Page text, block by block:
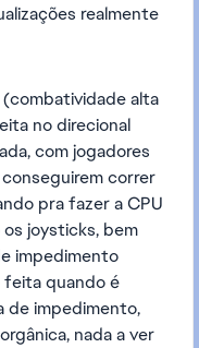
realmente
(combatividade alta
no direcional
com jogadores
correr
pra fazer a CPU
joysticks, bem
impedimento
quando é
de impedimento,
nada a ver